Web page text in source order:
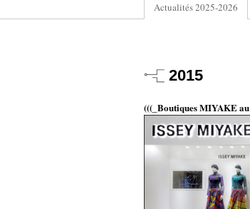
Actualités 2025-2026
2015
(((_Boutiques MIYAKE